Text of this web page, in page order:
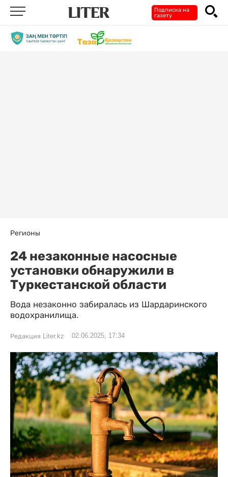
Подписка на
газету
Регионы
24 незаконные насосные
установки обнаружили в
Туркестанской области
Вода незаконно забиралась из Шардаринского
водохранилища.
Редакция Liter.kz 02.06.2025, 17:34